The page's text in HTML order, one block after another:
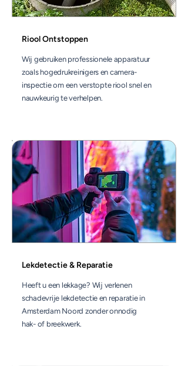
Riool Ontstoppen
Wij gebruiken professionele apparatuur
zoals hogedrukreinigers en camera-
inspectie om een verstopte riool snel en
nauwkeurig te verhelpen.
Lekdetectie & Reparatie
Heeft u een lekkage? Wij verlenen
schadevrije lekdetectie en reparatie in
Amsterdam Noord zonder onnodig
hak- of breekwerk.